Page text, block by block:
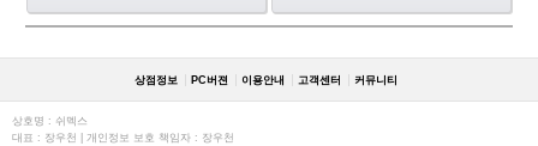
상점정보 PC버젼 이용안내 고객센터 커뮤니티
상호명 : 쉬멕스
대표 : 장우천 | 개인정보 보호 책임자 : 장우천